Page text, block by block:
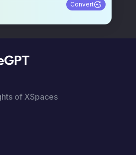
Convert
of XSpaces